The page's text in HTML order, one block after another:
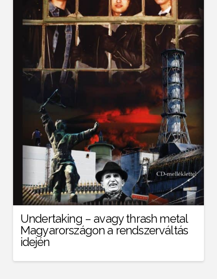
Undertaking – avagy thrash metal
Magyarországon a rendszerváltás
idején